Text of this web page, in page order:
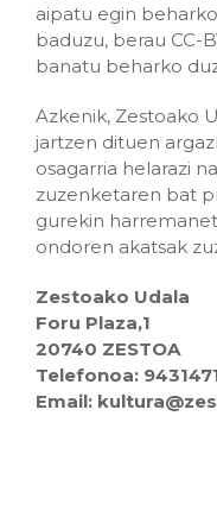
aipatu egin
baduzu, berau CC-
banatu beharko
Azkenik, Zestoako
jartzen dituen
osagarria helarazi
zuzenketaren bat
gurekin
ondoren akatsak
Zestoako Udala
Foru Plaza,1
20740 ZESTOA
Telefonoa:
Email: